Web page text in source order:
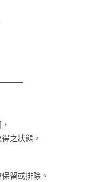
之狀態。
留或排除。